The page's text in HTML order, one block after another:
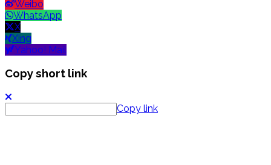
Weibo
WhatsApp
X
Xing
Yahoo! Mail
Copy short link
Copy link